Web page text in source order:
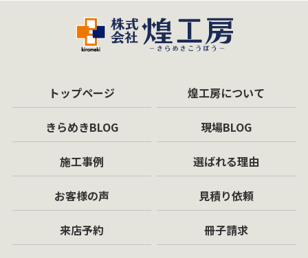
トップページ 煌工房について
きらめきBLOG 現場BLOG
施工事例 選ばれる理由
お客様の声 見積り依頼
来店予約 冊子請求